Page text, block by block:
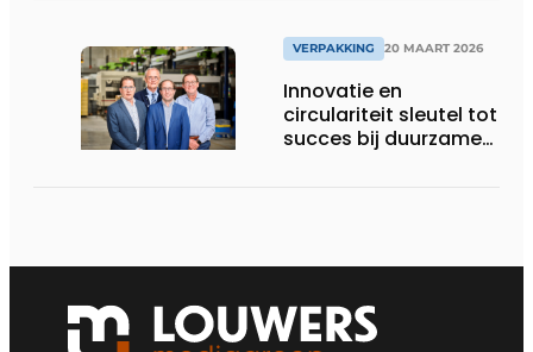
VERPAKKING 20 MAART 2026
Innovatie en
circulariteit sleutel tot
succes bij duurzame